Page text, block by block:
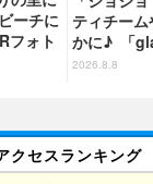
ーチに
フォト
と夏巡
ティチー
かに♪ 「
レクション
2026.8.8
クセスランキング